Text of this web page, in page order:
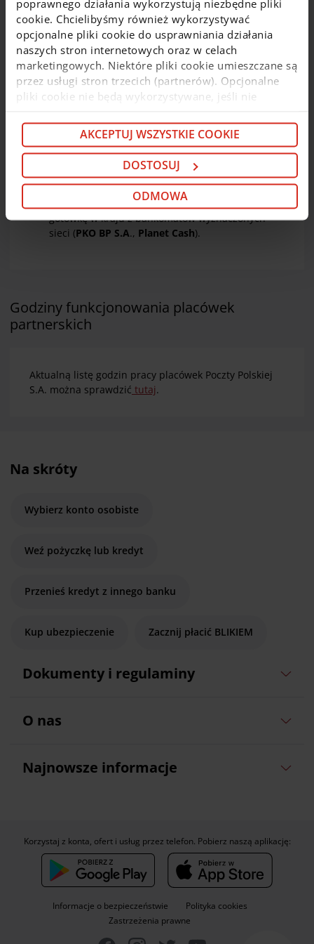
poprawnego działania wykorzystują niezbędne pliki
cookie. Chcielibyśmy również wykorzystywać
opcjonalne pliki cookie do usprawniania działania
naszych stron internetowych oraz w celach
marketingowych. Niektóre pliki cookie umieszczane są
przez usługi stron trzecich (partnerów). Opcjonalne
pliki cookie nie będą wykorzystywane, jeśli nie
cookie i partnerach znajdziesz w kolejnych zakładkach
niniejszego komunikatu oraz wPolityce cookie. Jeśli
nie chcesz wyrażać zgody na cookie opcjonalne, kliknij
„Odmowa”. Jeśli chcesz dostosować swoje wybory,
kliknij „Dostosuj”. Jeśli zgadzasz się na instalację
cookie opcjonalnych w Twoim urządzeniu (zgodnie z
Polityką cookie), kliknij „Akceptuj wszystkie cookie”.
W dowolnej chwili możesz wycofać swoją zgodę w
AKCEPTUJ WSZYSTKIE COOKIE
DOSTOSUJ
ODMOWA
wszystkichwpłatomatach sieci Euronet i Planet
Cash. Wpłat gotówki można również dokonywać
zbliżeniowo we wpłatomatach posiadających taką
funkcjonalność. Informacja o opłatach za
korzystanie z wpłatomatów dla kart
biometrycznych znajduje siętutaj.
i mikroprzedsiębiorstw:
Klienci mikroprzedsiębiorstw i rolnicymogą
wypłacać pieniądze
z bankomatówwyznaczonych siecina terenie
kraju (PKO BP S.A.,Planet Cash)
Klienci Instytucjonalnimogą
gotówkę w kraju z bankomatów wyznaczonych
sieci (PKO BP S.A., Planet Cash).
Godziny funkcjonowania placówek
partnerskich
Aktualną listę godzin pracy placówek Poczty Polskiej
S.A. można sprawdzić tutaj.
Na skróty
Wybierz konto osobiste
Weź pożyczkę lub kredyt
Przenieś kredyt z innego banku
Kup ubezpieczenie Zacznij płacić BLIKIEM
Dokumenty i regulaminy
O nas
Najnowsze informacje
Informacje o bezpieczeństwie
Polityka cookies
Zastrzeżenia prawne
Korzystaj z konta, ofert i usług przez telefon. Pobierz naszą aplikację: